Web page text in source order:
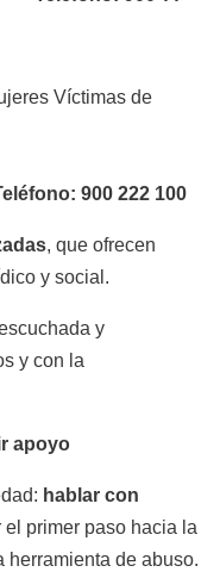
Víctimas de
Género.
900 222 100
, que ofrecen
y social.
y
y con la
apoyo
hablar con
el primer paso hacia la
herramienta de abuso.